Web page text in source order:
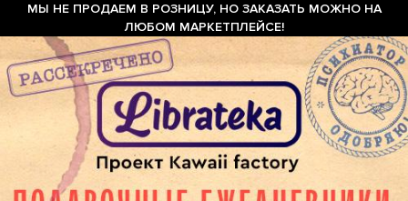
МЫ НЕ ПРОДАЕМ В РОЗНИЦУ, НО ЗАКАЗАТЬ МОЖНО НА
ЛЮБОМ МАРКЕТПЛЕЙСЕ!